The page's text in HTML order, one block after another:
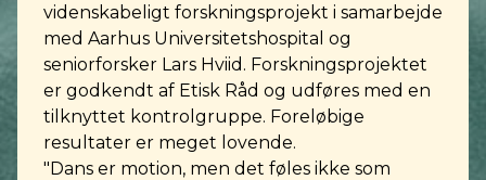
videnskabeligt forskningsprojekt i samarbejde
med Aarhus Universitetshospital og
seniorforsker Lars Hviid. Forskningsprojektet
er godkendt af Etisk Råd og udføres med en
tilknyttet kontrolgruppe. Foreløbige
resultater er meget lovende.
"Dans er motion, men det føles ikke som